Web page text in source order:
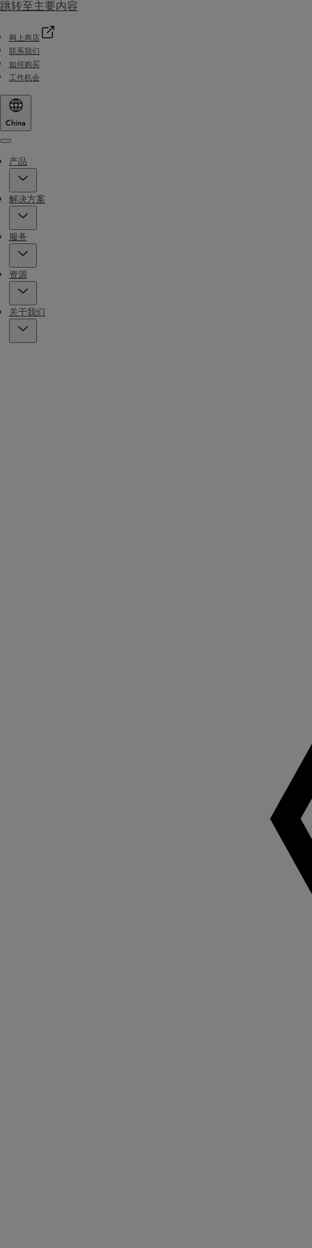
跳转至主要内容
网上商店
联系我们
如何购买
工作机会
China
Menu
产品
解决方案
服务
资源
关于我们